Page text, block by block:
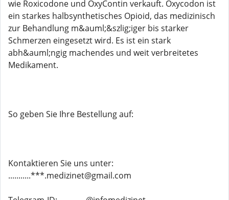
wie Roxicodone und OxyContin verkauft. Oxycodon ist
ein starkes halbsynthetisches Opioid, das medizinisch
zur Behandlung m&auml;&szlig;iger bis starker
Schmerzen eingesetzt wird. Es ist ein stark
abh&auml;ngig machendes und weit verbreitetes
Medikament.
So geben Sie Ihre Bestellung auf:
Kontaktieren Sie uns unter:
...........***.medizinet@gmail.com